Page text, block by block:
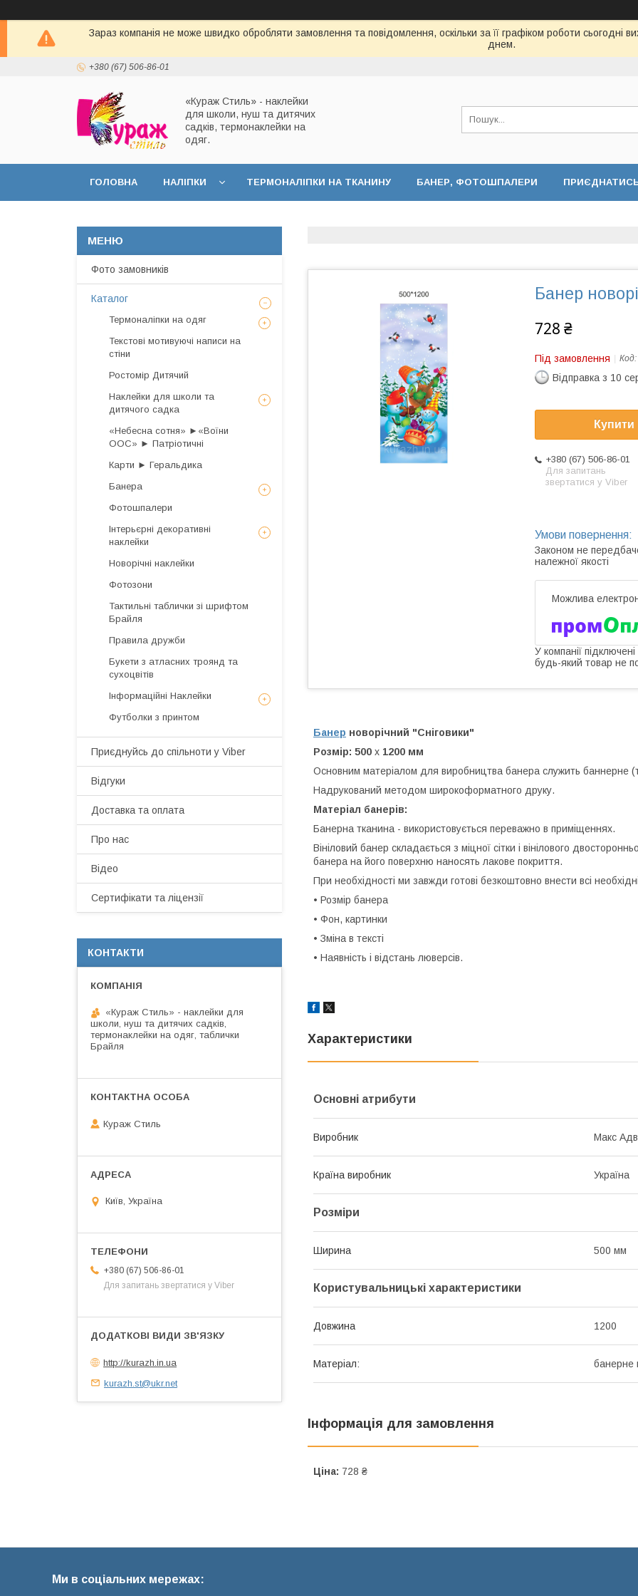
Зараз компанія не може швидко обробляти замовлення та повідомлення, оскільки за її графіком роботи
днем.
+380 (67) 506-86-01
«Кураж Стиль» - наклейки
для школи, нуш та дитячих
садків, термонаклейки на
одяг.
ГОЛОВНА НАЛІПКИ ТЕРМОНАЛІПКИ НА ТКАНИНУ БАНЕР, ФОТОШПАЛЕРИ ПРИЄДНАТИСЬ
Банер
728 ₴
Під замовлення Код:
Відправка з 10
Купити
+380 (67) 506-86-01
Для запитань
звертатися у Viber
Законом не
належної якості
У компанії
будь-який товар не
Банер новорічний "Сніговики"
Розмір: 500 х 1200 мм
Основним матеріалом для виробництва банера служить баннерне
Надрукований методом широкоформатного друку.
Матеріал банерів:
Банерна тканина - використовується переважно в приміщеннях.
Вініловий банер складається з міцної сітки і вінілового
банера на його поверхню наносять лакове покриття.
При необхідності ми завжди готові безкоштовно внести всі
• Розмір банера
• Фон, картинки
• Зміна в тексті
• Наявність і відстань люверсів.
Характеристики
Основні атрибути
Виробник Макс
Країна виробник Україна
Розміри
Ширина 500 мм
Користувальницькі характеристики
Довжина 1200
Матеріал: банерне
Інформація для замовлення
Ціна: 728 ₴
Фото замовників
Каталог
Термоналіпки на одяг
Текстові мотивуючі написи на
стіни
Ростомір Дитячий
Наклейки для школи та
дитячого садка
«Небесна сотня» ►«Воїни
ООС» ► Патріотичні
Карти ► Геральдика
Банера
Фотошпалери
Інтерьєрні декоративні
наклейки
Новорічні наклейки
Фотозони
Тактильні таблички зі шрифтом
Брайля
Правила дружби
Букети з атласних троянд та
сухоцвітів
Інформаційні Наклейки
Футболки з принтом
Приєднуйсь до спільноти у Viber
Відгуки
Доставка та оплата
Про нас
Відео
Сертифікати та ліцензії
КОНТАКТИ
«Кураж Стиль» - наклейки для
школи, нуш та дитячих садків,
термонаклейки на одяг, таблички
Брайля
Кураж Стиль
Київ, Україна
+380 (67) 506-86-01
Для запитань звертатися у Viber
http://kurazh.in.ua
kurazh.st@ukr.net
Ми в соціальних мережах: